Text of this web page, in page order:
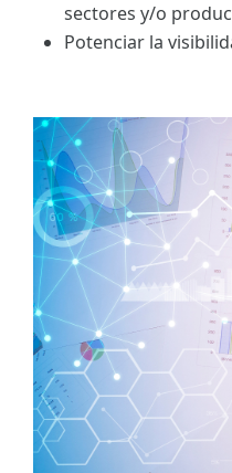
sectores y/o
Potenciar la